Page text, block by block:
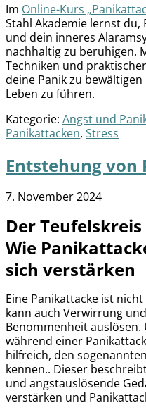
Im Online-Kurs
Stahl Akademie lernst
und dein inneres
nachhaltig zu beruhigen.
Techniken und
deine Panik zu
Leben zu führen.
Kategorie: Angst und
Panikattacken, Stress
Entstehung von
7. November 2024
Der
Wie
sich verstärken
Eine Panikattacke ist
kann auch Verwirrung
Benommenheit auslösen.
während einer
hilfreich, den
kennen.. Dieser
und angstauslösende
verstärken und